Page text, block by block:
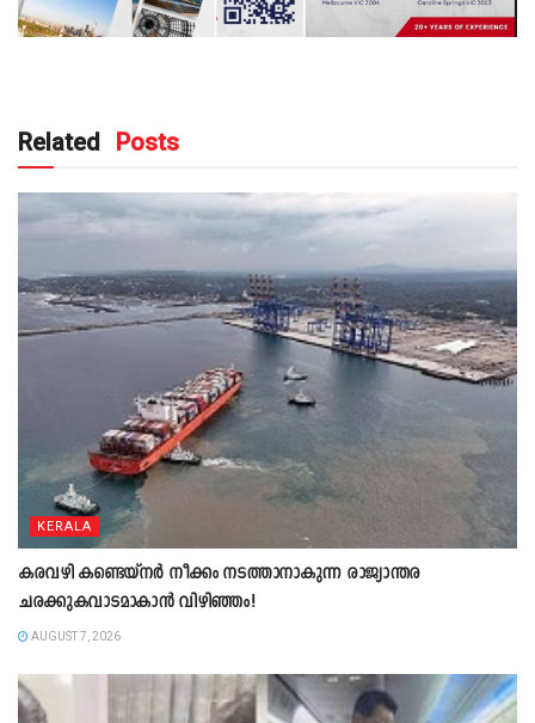
Related Posts
KERALA
കരവഴി കണ്ടെയ്നർ നീക്കം നടത്താനാകുന്ന രാജ്യാന്തര
ചരക്കുകവാടമാകാൻ വിഴിഞ്ഞം!
AUGUST 7, 2026